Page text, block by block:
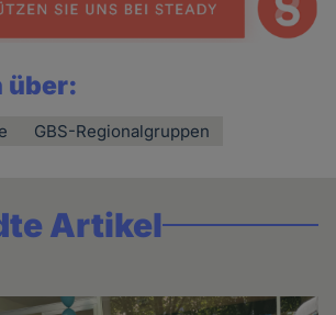
über:
GBS-Regionalgruppen
Artikel